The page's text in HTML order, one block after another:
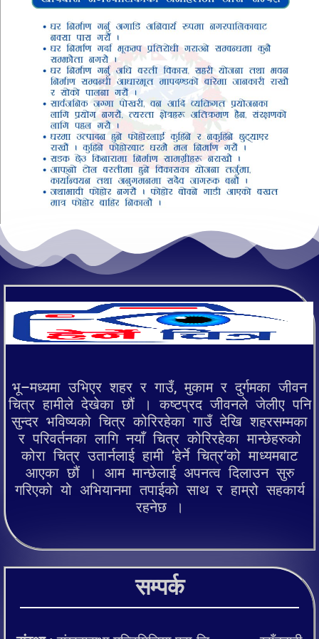
भू–मध्यमा उभिएर शहर र गाउँ, मुकाम र दुर्गमका जीवन
चित्र हामीले देखेका छौं । कष्टप्रद जीवनले जेलीए पनि
सुन्दर भविष्यको चित्र कोरिरहेका गाउँ देखि शहरसम्मका
र परिवर्तनका लागि नयाँ चित्र कोरिरहेका मान्छेहरुको
कोरा चित्र उतार्नलाई हामी ‘हेर्ने चित्र’को माध्यमबाट
आएका छौं । आम मान्छेलाई अपनत्व दिलाउन सुरु
गरिएको यो अभियानमा तपाईको साथ र हाम्रो सहकार्य
रहनेछ ।
सम्पर्क